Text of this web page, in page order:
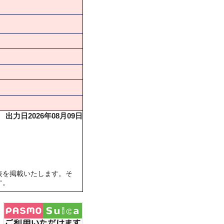
出力日2026年08月09日
掲載いたします。そ